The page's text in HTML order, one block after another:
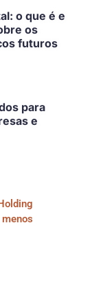
o que é e
os
futuros
para
e